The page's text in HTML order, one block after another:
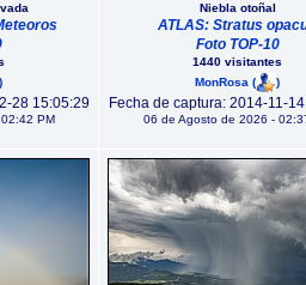
)
28 15:05:29
PM
Niebla otoñal
ATLAS: Stratus
Foto TOP-10
1440 visitantes
MonRosa ( )
Fecha de captura: 2014-11-
06 de Agosto de 2026 -